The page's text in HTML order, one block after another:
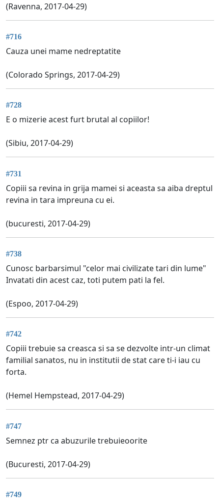
(Ravenna, 2017-04-29)
#716
Cauza unei mame nedreptatite
(Colorado Springs, 2017-04-29)
#728
E o mizerie acest furt brutal al copiilor!
(Sibiu, 2017-04-29)
#731
Copiii sa revina in grija mamei si aceasta sa aiba dreptul
revina in tara impreuna cu ei.
(bucuresti, 2017-04-29)
#738
Cunosc barbarsimul "celor mai civilizate tari din lume"
Invatati din acest caz, toti putem pati la fel.
(Espoo, 2017-04-29)
#742
Copiii trebuie sa creasca si sa se dezvolte intr-un climat
familial sanatos, nu in institutii de stat care ti-i iau cu
forta.
(Hemel Hempstead, 2017-04-29)
#747
Semnez ptr ca abuzurile trebuieoorite
(Bucuresti, 2017-04-29)
#749